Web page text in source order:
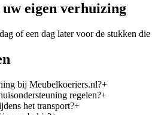
eigen verhuizing
of een dag later voor de stukken
bij Meubelkoeriers.nl?+
regelen?+
het transport?+